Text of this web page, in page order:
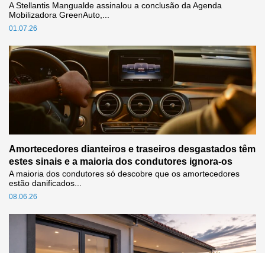
01.07.26
A Stellantis Mangualde assinalou a conclusão da Agenda
Mobilizadora GreenAuto,...
Amortecedores dianteiros e traseiros desgastados têm
estes sinais e a maioria dos condutores ignora-os
08.06.26
A maioria dos condutores só descobre que os amortecedores
estão danificados...